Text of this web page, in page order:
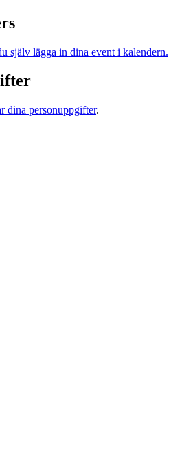
själv lägga in dina event i kalendern.
dina personuppgifter.